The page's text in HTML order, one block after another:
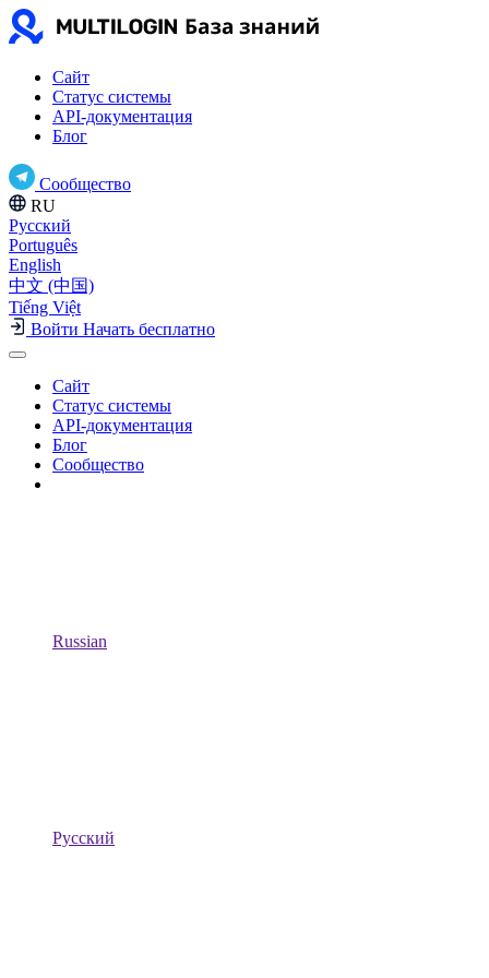
Сайт
Статус системы
API-документация
Блог
Сообщество
RU
Русский
Português
English
中文 (中国)
Tiếng Việt
Войти Начать бесплатно
Сайт
Статус системы
API-документация
Блог
Сообщество
Russian
Русский